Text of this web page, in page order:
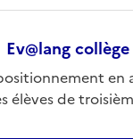
Ev@lang collège
en
élèves de